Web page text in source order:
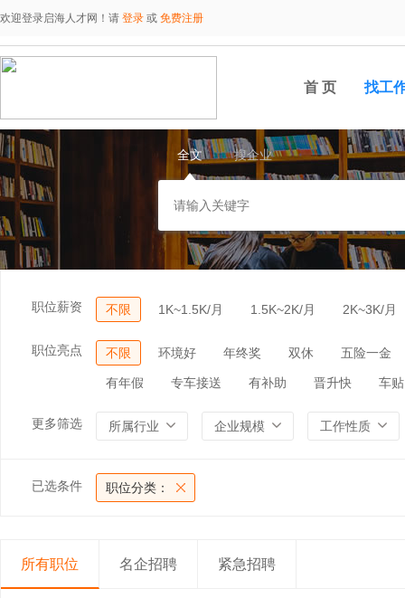
欢迎登录启海人才网！请 登录 或 免费注册
首 页 找工
全文 搜企业
职位薪资 不限 1K~1.5K/月 1.5K~2K/月 2K~3K/月
职位亮点 不限 环境好 年终奖 双休 五险一金
有年假 专车接送 有补助 晋升快 车贴
更多筛选 所属行业 企业规模 工作性质
已选条件 职位分类：
所有职位 名企招聘 紧急招聘